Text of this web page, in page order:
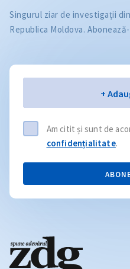
Singurul ziar de investigații din
Republica Moldova.
+
Am citit și sunt de
confidențialitate.